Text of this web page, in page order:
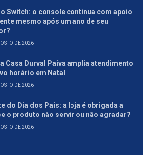
Switch: o console continua com apoio
mesmo após um ano de seu
DE 2026
Casa Durval Paiva amplia atendimento
horário em Natal
DE 2026
do Dia dos Pais: a loja é obrigada a
o produto não servir ou não agradar?
DE 2026